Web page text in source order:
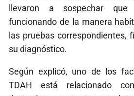
llevaron a sospechar
funcionando de la manera
las pruebas correspondientes,
su diagnóstico.
Según explicó, uno de los
TDAH está relacionado